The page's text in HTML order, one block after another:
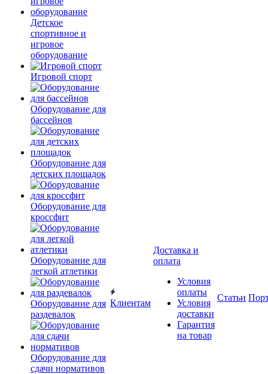
Детское
спортивное и
игровое
оборудование
Игровой спорт
Оборудование для
бассейнов
Оборудование для
детских площадок
Оборудование для
кроссфит
Оборудование для
легкой атлетики
Оборудование для
раздевалок
Оборудование для
сдачи нормативов
Клиентам
Доставка и
оплата
Условия
оплаты
Условия
доставки
Гарантия
на товар
Статьи